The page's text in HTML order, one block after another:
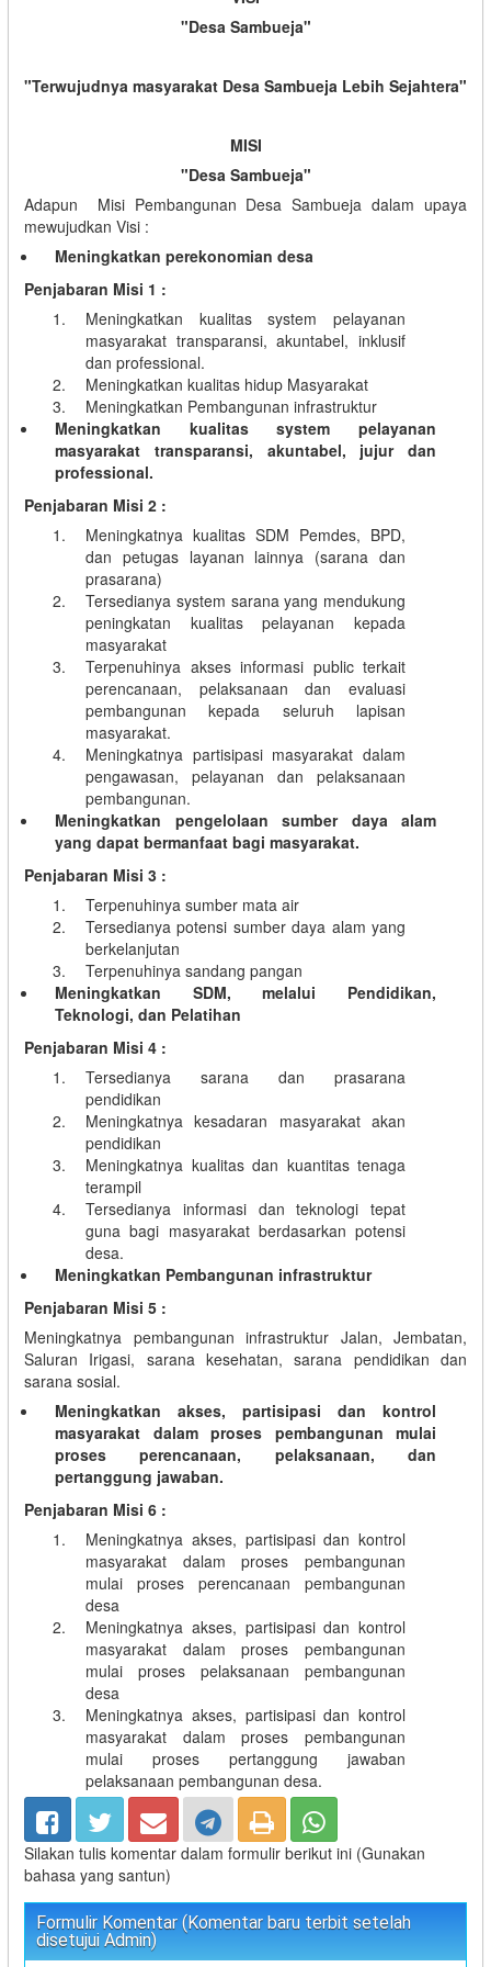
"Desa Sambueja"
"Terwujudnya masyarakat Desa Sambueja Lebih Sejahtera"
MISI
"Desa Sambueja"
Adapun Misi Pembangunan Desa Sambueja dalam upaya
mewujudkan Visi :
Meningkatkan perekonomian desa
Penjabaran Misi 1 :
Meningkatkan kualitas system pelayanan
masyarakat transparansi, akuntabel, inklusif
dan professional.
Meningkatkan kualitas hidup Masyarakat
Meningkatkan Pembangunan infrastruktur
Meningkatkan kualitas system pelayanan
masyarakat transparansi, akuntabel, jujur dan
professional.
Penjabaran Misi 2 :
Meningkatnya kualitas SDM Pemdes, BPD,
dan petugas layanan lainnya (sarana dan
prasarana)
Tersedianya system sarana yang mendukung
peningkatan kualitas pelayanan kepada
masyarakat
Terpenuhinya akses informasi public terkait
perencanaan, pelaksanaan dan evaluasi
pembangunan kepada seluruh lapisan
masyarakat.
Meningkatnya partisipasi masyarakat dalam
pengawasan, pelayanan dan pelaksanaan
pembangunan.
Meningkatkan pengelolaan sumber daya alam
yang dapat bermanfaat bagi masyarakat.
Penjabaran Misi 3 :
Terpenuhinya sumber mata air
Tersedianya potensi sumber daya alam yang
berkelanjutan
Terpenuhinya sandang pangan
Meningkatkan SDM, melalui Pendidikan,
Teknologi, dan Pelatihan
Penjabaran Misi 4 :
Tersedianya sarana dan prasarana
pendidikan
Meningkatnya kesadaran masyarakat akan
pendidikan
Meningkatnya kualitas dan kuantitas tenaga
terampil
Tersedianya informasi dan teknologi tepat
guna bagi masyarakat berdasarkan potensi
desa.
Meningkatkan Pembangunan infrastruktur
Penjabaran Misi 5 :
Meningkatnya pembangunan infrastruktur Jalan, Jembatan,
Saluran Irigasi, sarana kesehatan, sarana pendidikan dan
sarana sosial.
Meningkatkan akses, partisipasi dan kontrol
masyarakat dalam proses pembangunan mulai
proses perencanaan, pelaksanaan, dan
pertanggung jawaban.
Penjabaran Misi 6 :
Meningkatnya akses, partisipasi dan kontrol
masyarakat dalam proses pembangunan
mulai proses perencanaan pembangunan
desa
Meningkatnya akses, partisipasi dan kontrol
masyarakat dalam proses pembangunan
mulai proses pelaksanaan pembangunan
desa
Meningkatnya akses, partisipasi dan kontrol
masyarakat dalam proses pembangunan
mulai proses pertanggung jawaban
pelaksanaan pembangunan desa.
Silakan tulis komentar dalam formulir berikut ini (Gunakan
bahasa yang santun)
Formulir Komentar (Komentar baru terbit setelah
disetujui Admin)